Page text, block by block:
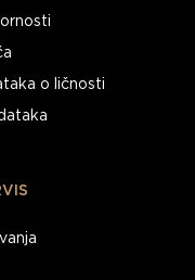
o ličnosti